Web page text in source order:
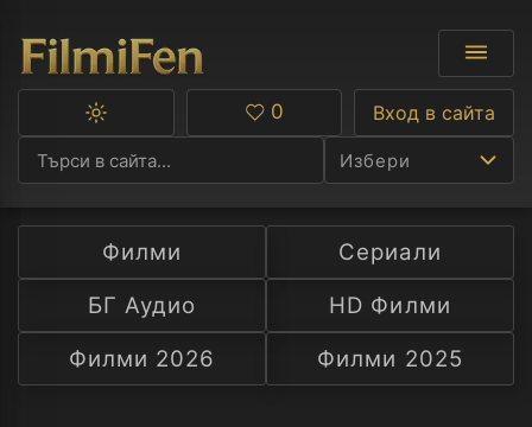
Избери
Ф
С
А
Превключване
тъмна
тема
Любими
0 Вход в сайта
Филми
Сериали
БГ Аудио
HD Филми
Филми 2026
Филми 2025